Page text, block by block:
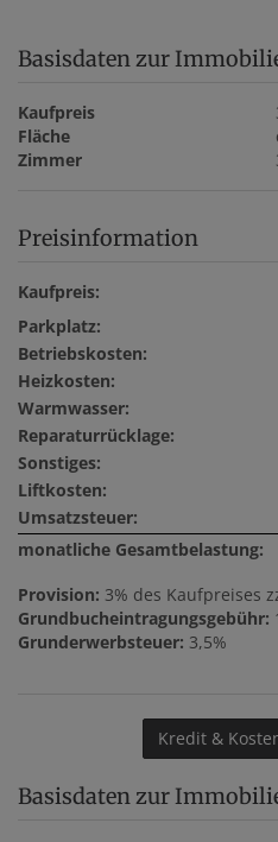
Basisdaten zur
Kaufpreis
Fläche
Zimmer
Preisinformation
Kaufpreis:
Parkplatz:
Betriebskosten:
Heizkosten:
Warmwasser:
Reparaturrücklage:
Sonstiges:
Liftkosten:
Umsatzsteuer:
monatliche Gesamtbelastung:
Provision: 3% des Kaufpreises
Grundbucheintragungsgebühr:
Grunderwerbsteuer: 3,5%
Kredit &
Basisdaten zur